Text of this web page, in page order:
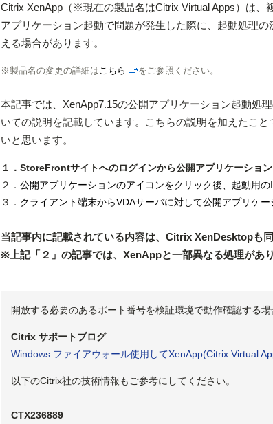
Citrix XenApp（※現在の製品名はCitrix Virtual Apps）は
アプリケーション起動で問題が発生した際に、起動処理
える場合があります。
※製品名の変更の詳細は こちら をご参照ください。
本記事では、XenApp7.15の公開アプリケーション起動処
いての説明を記載しています。こちらの説明を加えたこ
いと思います。
１．StoreFrontサイトへのログインから公開アプリケーショ
２． 公開アプリケーションのアイコンをクリック後、起動用
３． クライアント端末からVDAサーバに対して公開アプリケ
当記事内に記載されている内容は、Citrix XenDesktopも同
※上記「２」の記事では、XenAppと一部異なる処理があ
開放する必要のあるポート番号を検証環境で動作確認する
Citrix サポートブログ
Windows ファイアウォール使用してXenApp(Citrix Virtual
以下のCitrix社の技術情報もご参考にしてください。
CTX236889